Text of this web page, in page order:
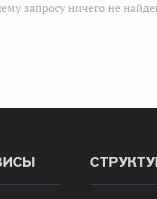
запросу ничего не